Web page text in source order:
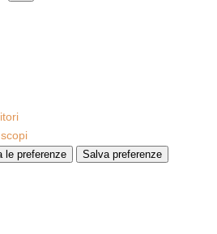
le preferenze Salva preferenze